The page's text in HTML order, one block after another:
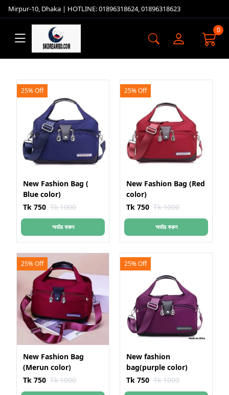
Mirpur-10, Dhaka | HOTLINE: 01896318624, 01896318623
0
25% Off
New Fashion Bag (
Blue color)
Tk 750 Tk 1000
অর্ডার করুন
25% Off
New Fashion Bag (Red
color)
Tk 750 Tk 1000
অর্ডার করুন
25% Off
New Fashion Bag
(Merun color)
Tk 750 Tk 1000
25% Off
New fashion
bag(purple color)
Tk 750 Tk 1000